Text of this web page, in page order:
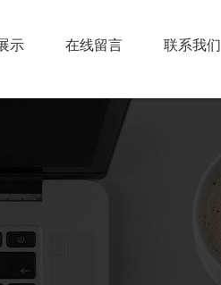
示 在线留言 联系我们